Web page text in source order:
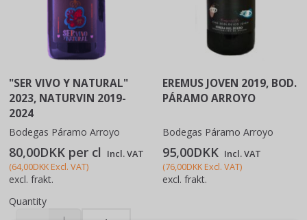
"SER VIVO Y NATURAL"
2023, NATURVIN 2019-
2024
Bodegas Páramo Arroyo
80,00DKK per cl Incl. VAT
(64,00DKK Excl. VAT)
excl. frakt.
Quantity
EREMUS JOVEN 2019, BOD.
PÁRAMO ARROYO
Bodegas Páramo Arroyo
95,00DKK Incl. VAT
(76,00DKK Excl. VAT)
excl. frakt.